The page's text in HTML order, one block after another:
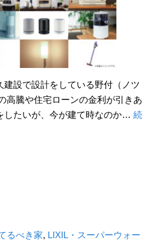
建設で設計をしている野付（ノツ
高騰や住宅ローンの金利が引きあ
したいが、今が建て時なのか… 続
るべき家, LIXIL・スーパーウォー